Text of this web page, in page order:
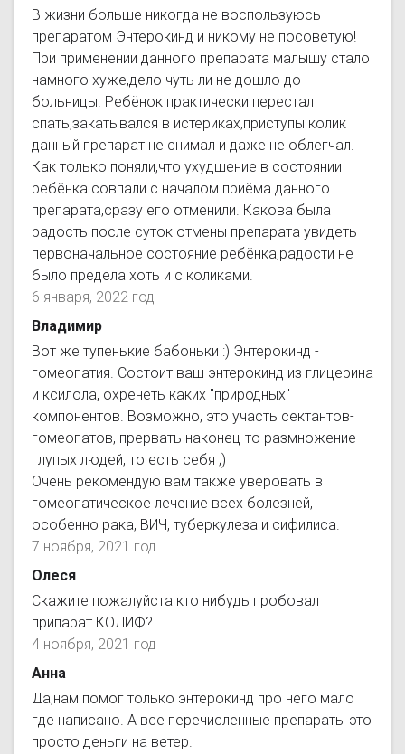
В жизни больше никогда не воспользуюсь
препаратом Энтерокинд и никому не посоветую!
При применении данного препарата малышу стало
намного хуже,дело чуть ли не дошло до
больницы. Ребёнок практически перестал
спать,закатывался в истериках,приступы колик
данный препарат не снимал и даже не облегчал.
Как только поняли,что ухудшение в состоянии
ребёнка совпали с началом приёма данного
препарата,сразу его отменили. Какова была
радость после суток отмены препарата увидеть
первоначальное состояние ребёнка,радости не
было предела хоть и с коликами.
6 января, 2022 год
Владимир
Вот же тупенькие бабоньки :) Энтерокинд -
гомеопатия. Состоит ваш энтерокинд из глицерина
и ксилола, охренеть каких "природных"
компонентов. Возможно, это участь сектантов-
гомеопатов, прервать наконец-то размножение
глупых людей, то есть себя ;)
Очень рекомендую вам также уверовать в
гомеопатическое лечение всех болезней,
особенно рака, ВИЧ, туберкулеза и сифилиса.
7 ноября, 2021 год
Олеся
Скажите пожалуйста кто нибудь пробовал
припарат КОЛИФ?
4 ноября, 2021 год
Анна
Да,нам помог только энтерокинд про него мало
где написано. А все перечисленные препараты это
просто деньги на ветер.